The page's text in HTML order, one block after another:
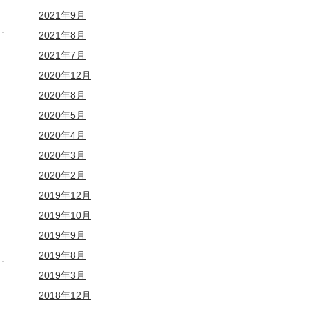
2021年9月
2021年8月
2021年7月
2020年12月
2020年8月
2020年5月
2020年4月
2020年3月
2020年2月
2019年12月
2019年10月
2019年9月
2019年8月
2019年3月
2018年12月